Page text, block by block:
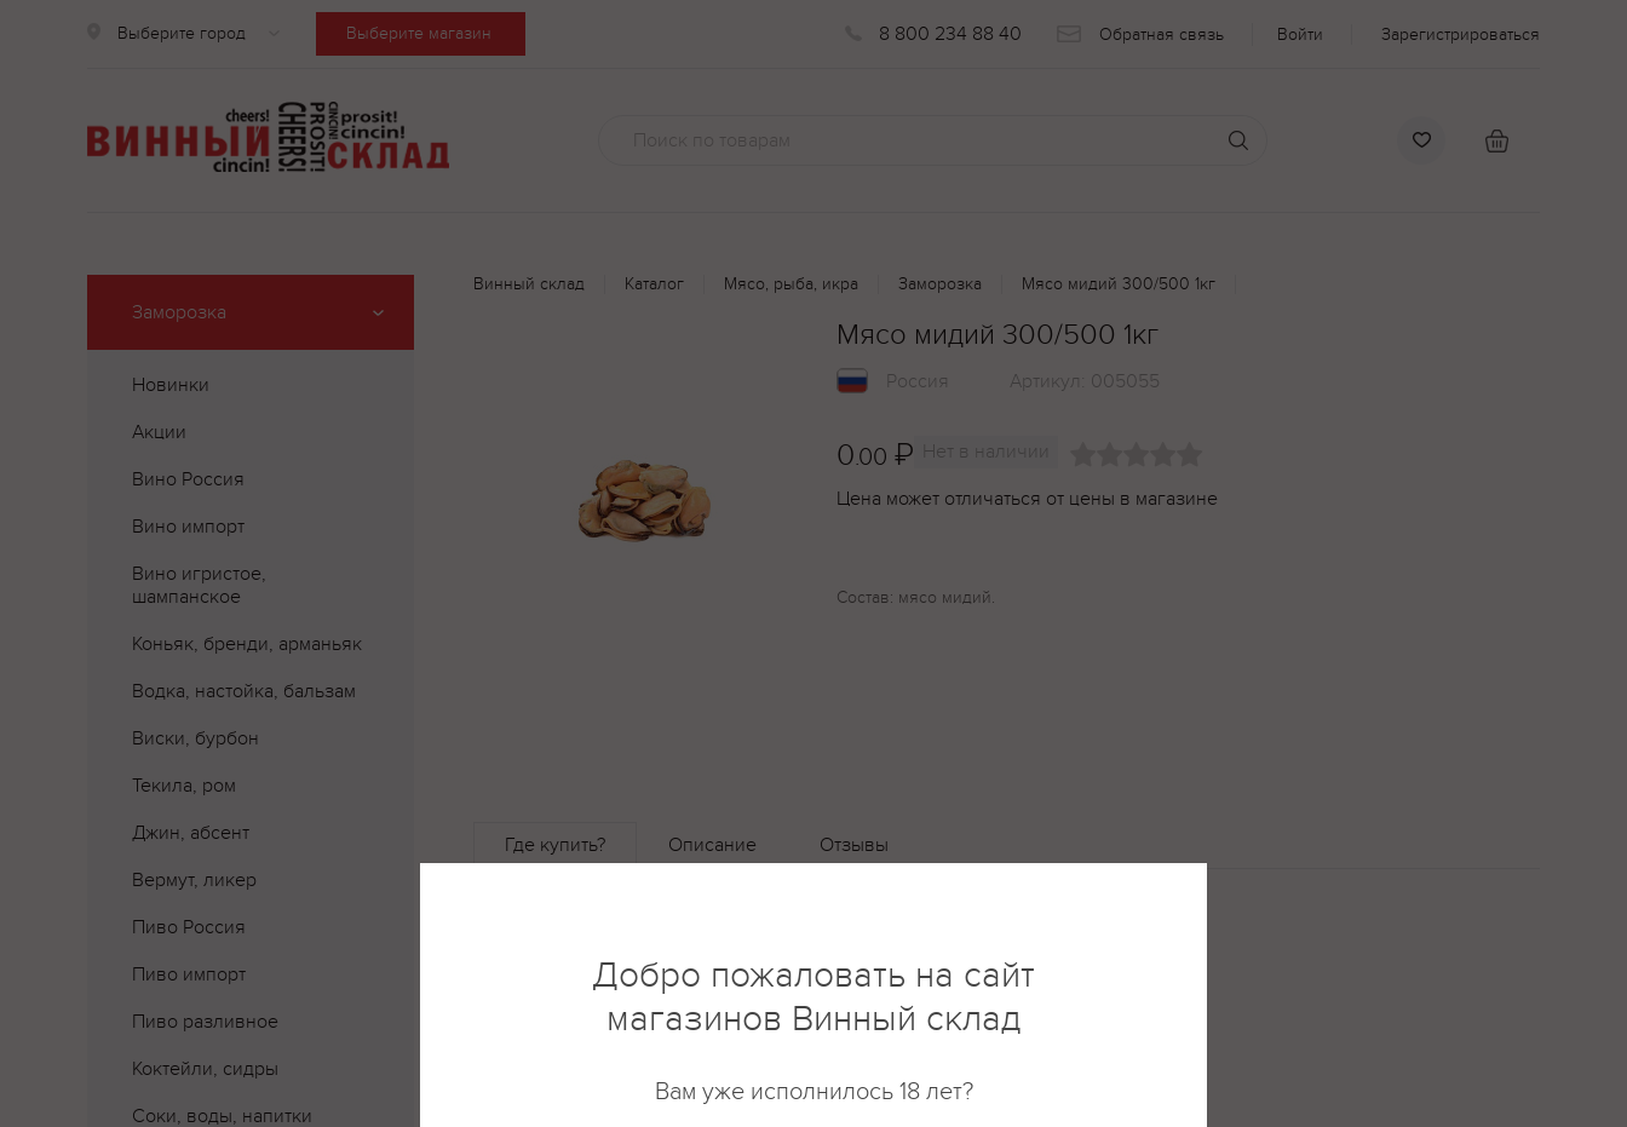
Выберите город Выберите магазин 8 800 234 88 40 Обратная связь Войти Зарегистрироваться
Заморозка
Новинки
Акции
Вино Россия
Вино импорт
Вино игристое,
шампанское
Коньяк, бренди, арманьяк
Водка, настойка, бальзам
Виски, бурбон
Текила, ром
Джин, абсент
Вермут, ликер
Пиво Россия
Пиво импорт
Пиво разливное
Коктейли, сидры
Соки, воды, напитки
Винный склад Каталог Мясо, рыба, икра Заморозка Мясо мидий 300/500 1кг
Мясо мидий 300/500 1кг
Россия Артикул: 005055
0.00 ₽ Нет в наличии
Цена может отличаться от цены в магазине
Состав: мясо мидий.
Где купить? Описание Отзывы
Добро пожаловать на сайт
магазинов Винный склад
Вам уже исполнилось 18 лет?